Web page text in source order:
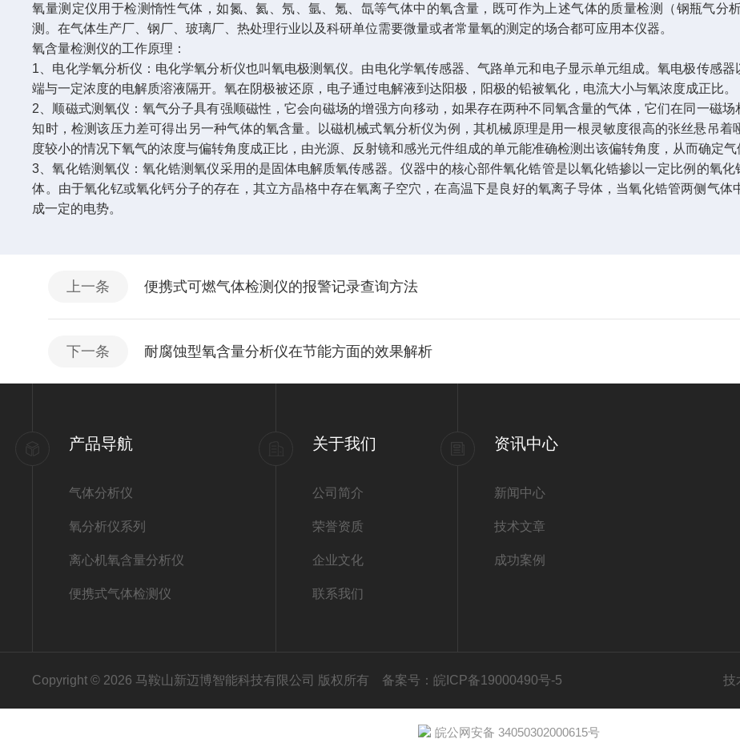
氧量测定仪用于检测惰性气体，如氮、氦、氖、氩、氪、氙等气体中的氧含量，既可作为上述气体的质量检测（钢瓶气分
测。在气体生产厂、钢厂、玻璃厂、热处理行业以及科研单位需要微量或者常量氧的测定的场合都可应用本仪器。
氧含量检测仪的工作原理：
1、电化学氧分析仪：电化学氧分析仪也叫氧电极测氧仪。由电化学氧传感器、气路单元和电子显示单元组成。氧电极传感
端与一定浓度的电解质溶液隔开。氧在阴极被还原，电子通过电解液到达阳极，阳极的铅被氧化，电流大小与氧浓度成正比。
2、顺磁式测氧仪：氧气分子具有强顺磁性，它会向磁场的增强方向移动，如果存在两种不同氧含量的气体，它们在同一磁
知时，检测该压力差可得出另一种气体的氧含量。以磁机械式氧分析仪为例，其机械原理是用一根灵敏度很高的张丝悬吊
度较小的情况下氧气的浓度与偏转角度成正比，由光源、反射镜和感光元件组成的单元能准确检测出该偏转角度，从而确定气
3、氧化锆测氧仪：氧化锆测氧仪采用的是固体电解质氧传感器。仪器中的核心部件氧化锆管是以氧化锆掺以一定比例的氧
体。由于氧化钇或氧化钙分子的存在，其立方晶格中存在氧离子空穴，在高温下是良好的氧离子导体，当氧化锆管两侧气
成一定的电势。
上一条 便携式可燃气体检测仪的报警记录查询方法
下一条 耐腐蚀型氧含量分析仪在节能方面的效果解析
产品导航
气体分析仪
氧分析仪系列
离心机氧含量分析仪
便携式气体检测仪
关于我们
公司简介
荣誉资质
企业文化
联系我们
资讯中心
新闻中心
技术文章
成功案例
Copyright © 2026 马鞍山新迈博智能科技有限公司 版权所有 备案号：皖ICP备19000490号-5 技
皖公网安备 34050302000615号